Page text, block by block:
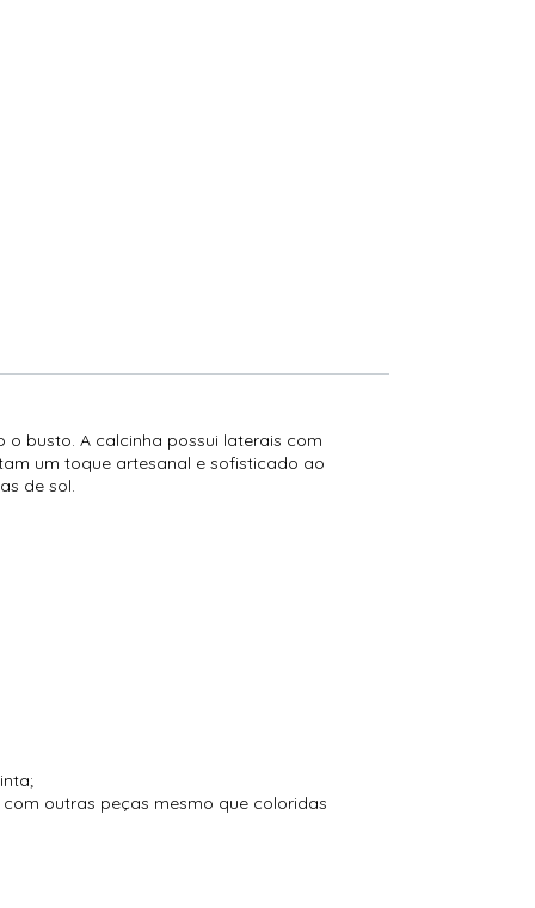
busto. A calcinha possui laterais com
um toque artesanal e sofisticado ao
de sol.
outras peças mesmo que coloridas